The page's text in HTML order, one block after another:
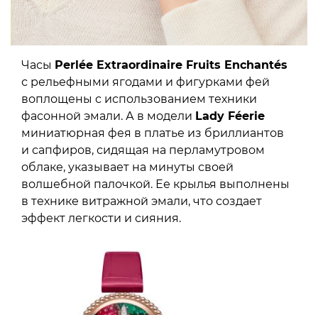
Часы Perlée Extraordinaire Fruits Enchantés
с рельефными ягодами и фигурками фей
воплощены с использованием техники
фасонной эмали. А в модели Lady Féerie
миниатюрная фея в платье из бриллиантов
и сапфиров, сидящая на перламутровом
облаке, указывает на минуты своей
волшебной палочкой. Ее крылья выполнены
в технике витражной эмали, что создает
эффект легкости и сияния.